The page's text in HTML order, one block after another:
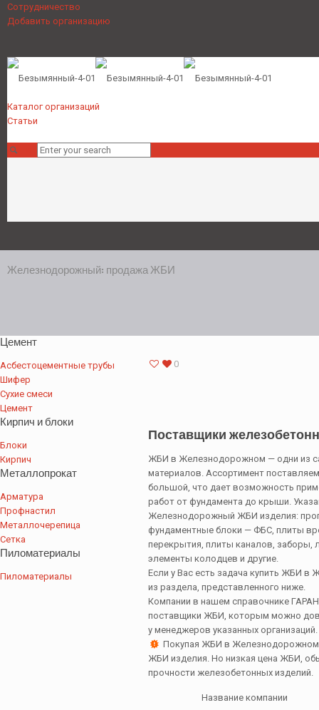
Сотрудничество
Добавить организацию
Каталог организаций
Статьи
Железнодорожный: продажа ЖБИ
0
Поставщики
ЖБИ в Железнодорожном — одни из
материалов. Ассортимент
большой, что дает возможность
работ от фундамента до крыши.
Железнодорожный ЖБИ изделия:
фундаментные блоки — ФБС, плиты
перекрытия, плиты каналов, заборы,
элементы колодцев и другие.
Если у Вас есть задача купить ЖБИ
из раздела, представленного ниже.
Компании в нашем справочнике
поставщики ЖБИ, которым можно
у менеджеров указанных организаций.
Покупая ЖБИ в
ЖБИ изделия. Но низкая цена ЖБИ,
прочности железобетонных изделий.
Название компании
Цемент
Асбестоцементные трубы
Шифер
Сухие смеси
Цемент
Кирпич и блоки
Блоки
Кирпич
Металлопрокат
Арматура
Профнастил
Металлочерепица
Сетка
Пиломатериалы
Пиломатериалы